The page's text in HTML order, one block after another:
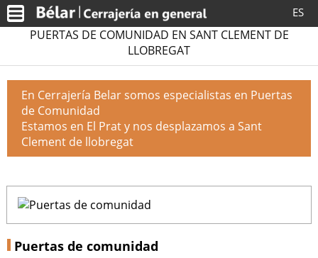
ES
PUERTAS DE COMUNIDAD EN SANT CLEMENT DE
LLOBREGAT
En Cerrajería Belar somos especialistas en Puertas
de Comunidad
Estamos en El Prat y nos desplazamos a Sant
Clement de llobregat
Puertas de comunidad